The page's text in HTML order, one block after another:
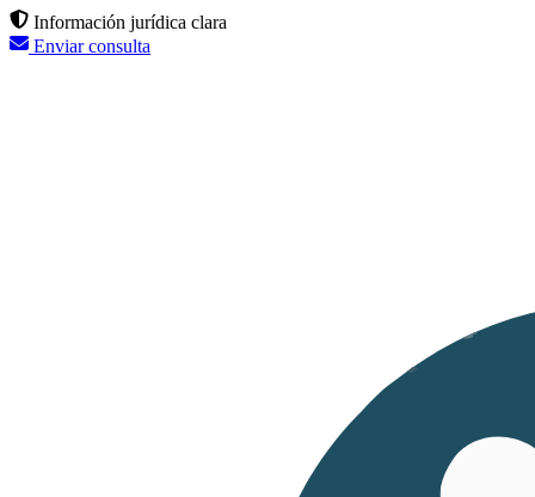
Información jurídica clara
Enviar consulta